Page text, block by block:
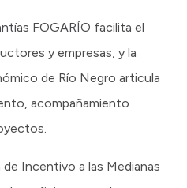
FOGARÍO facilita el
y empresas, y la
de Río Negro articula
acompañamiento
Incentivo a las Medianas